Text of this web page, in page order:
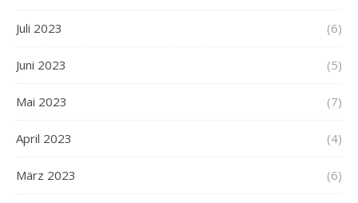
Juli 2023 (6)
Juni 2023 (5)
Mai 2023 (7)
April 2023 (4)
März 2023 (6)